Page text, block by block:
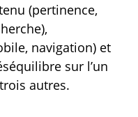
(pertinence,
navigation) et
sur l’un
autres.